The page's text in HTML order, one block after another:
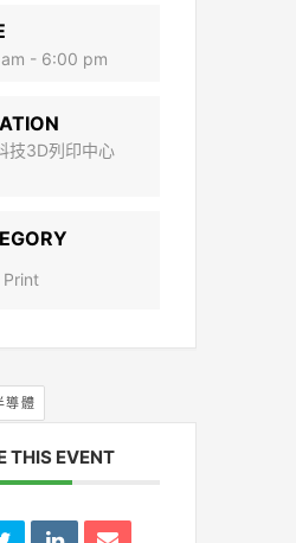
- 6:00 pm
技3D列印中心
Print
導體
THIS EVENT